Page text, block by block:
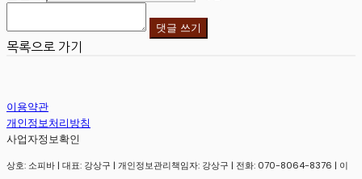
댓글 쓰기
목록으로 가기
이용약관
개인정보처리방침
사업자정보확인
상호: 소피바 | 대표: 강상구 | 개인정보관리책임자: 강상구 | 전화: 070-8064-8376 | 이